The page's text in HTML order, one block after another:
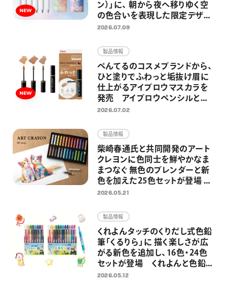
ン）」に、 朝から夜へ移りゆく空
の色合いを表現した限定デザイ
ンが登場 忙しい毎日の中でふ
ックス感のある仕上がりに
2026.07.09
製品情報
ぺんてるのコスメブランドから、
ひと塗りでふわっと垢抜け眉に
仕上がるアイブロウマスカラを
発売 アイブロウペンシルと合
わせ使いしやすい シナモンベー
の3色展開
2026.07.02
製品情報
柴崎春通氏と共同開発のアート
クレヨンに色同士を鮮やかなま
まつなぐ 無色のブレンダーと新
色を加えた25色セットが登場 混
色・グラデーション表現がさらに
2026.05.21
製品情報
くれよんタッチのくりだし式色鉛
筆「くるりら」に 描く楽しさが広
がる新色を追加し、16色・24色
セットが登場 くれよんと色鉛筆
のいいとこどりで、のびのびと自
2026.05.12